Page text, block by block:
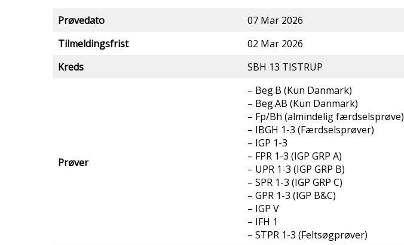
Prøvedato
07 Mar 2026
Tilmeldingsfrist
02 Mar 2026
Kreds
SBH 13 TISTRUP
Prøver
– Beg.B (Kun Danmark)
– Beg.AB (Kun Danmark)
– Fp/Bh (almindelig færdselsprøve)
– IBGH 1-3 (Færdselsprøver)
– IGP 1-3
– FPR 1-3 (IGP GRP A)
– UPR 1-3 (IGP GRP B)
– SPR 1-3 (IGP GRP C)
– GPR 1-3 (IGP B&C)
– IGP V
– IFH 1
– STPR 1-3 (Feltsøgprøver)